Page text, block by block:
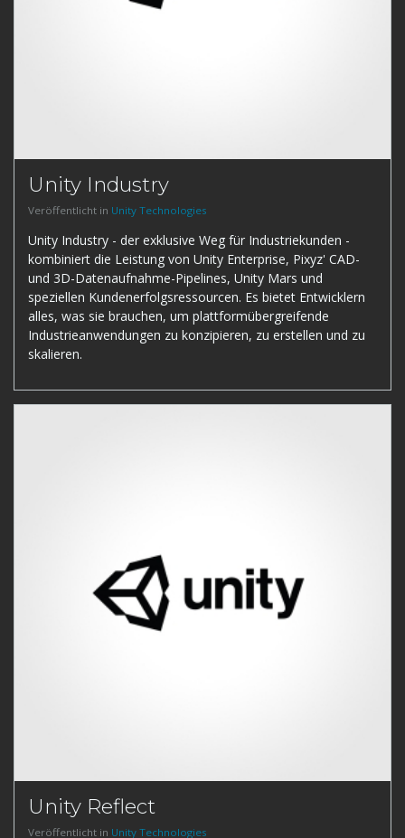
Unity Industry
Veröffentlicht in Unity Technologies
Unity Industry - der exklusive Weg für Industriekunden -
kombiniert die Leistung von Unity Enterprise, Pixyz' CAD-
und 3D-Datenaufnahme-Pipelines, Unity Mars und
speziellen Kundenerfolgsressourcen. Es bietet Entwicklern
alles, was sie brauchen, um plattformübergreifende
Industrieanwendungen zu konzipieren, zu erstellen und zu
skalieren.
Unity Reflect
Veröffentlicht in Unity Technologies